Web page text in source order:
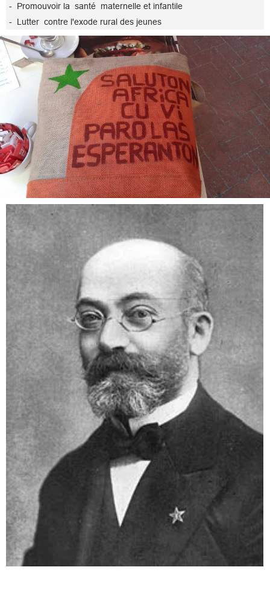
- Promouvoir la santé maternelle et infantile
- Lutter contre l'exode rural des jeunes